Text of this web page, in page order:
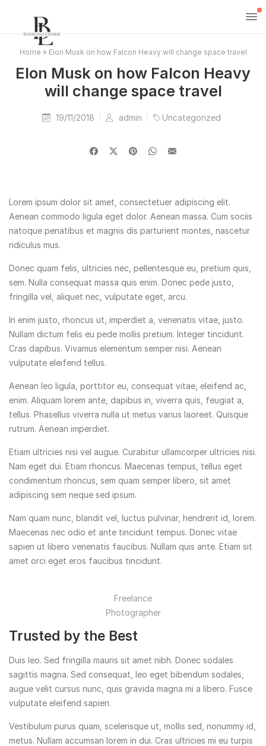
Home » Elon Musk on how Falcon Heavy will change space travel
Elon Musk on how Falcon Heavy
will change space travel
19/11/2018 admin Uncategorized
Lorem ipsum dolor sit amet, consectetuer adipiscing elit.
Aenean commodo ligula eget dolor. Aenean massa. Cum sociis
natoque penatibus et magnis dis parturient montes, nascetur
ridiculus mus.
Donec quam felis, ultricies nec, pellentesque eu, pretium quis,
sem. Nulla consequat massa quis enim. Donec pede justo,
fringilla vel, aliquet nec, vulputate eget, arcu.
In enim justo, rhoncus ut, imperdiet a, venenatis vitae, justo.
Nullam dictum felis eu pede mollis pretium. Integer tincidunt.
Cras dapibus. Vivamus elementum semper nisi. Aenean
vulputate eleifend tellus.
Aenean leo ligula, porttitor eu, consequat vitae, eleifend ac,
enim. Aliquam lorem ante, dapibus in, viverra quis, feugiat a,
tellus. Phasellus viverra nulla ut metus varius laoreet. Quisque
rutrum. Aenean imperdiet.
Etiam ultricies nisi vel augue. Curabitur ullamcorper ultricies nisi.
Nam eget dui. Etiam rhoncus. Maecenas tempus, tellus eget
condimentum rhoncus, sem quam semper libero, sit amet
adipiscing sem neque sed ipsum.
Nam quam nunc, blandit vel, luctus pulvinar, hendrerit id, lorem.
Maecenas nec odio et ante tincidunt tempus. Donec vitae
sapien ut libero venenatis faucibus. Nullam quis ante. Etiam sit
amet orci eget eros faucibus tincidunt.
Freelance
Photographer
Trusted by the Best
Duis leo. Sed fringilla mauris sit amet nibh. Donec sodales
sagittis magna. Sed consequat, leo eget bibendum sodales,
augue velit cursus nunc, quis gravida magna mi a libero. Fusce
vulputate eleifend sapien.
Vestibulum purus quam, scelerisque ut, mollis sed, nonummy id,
metus. Nullam accumsan lorem in dui. Cras ultricies mi eu turpis